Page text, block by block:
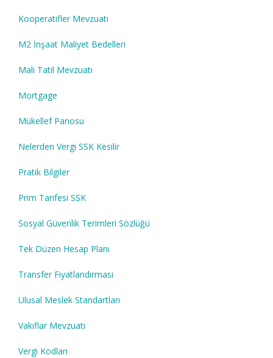
Kooperatifler Mevzuatı
M2 İnşaat Maliyet Bedelleri
Mali Tatil Mevzuatı
Mortgage
Mükellef Panosu
Nelerden Vergi SSK Kesilir
Pratik Bilgiler
Prim Tarifesi SSK
Sosyal Güvenlik Terimleri Sözlüğü
Tek Düzen Hesap Planı
Transfer Fiyatlandırması
Ulusal Meslek Standartları
Vakıflar Mevzuatı
Vergi Kodları